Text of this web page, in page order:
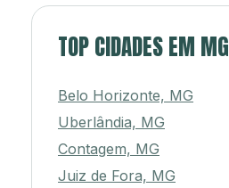
TOP CIDADES EM MG
Belo Horizonte, MG
Uberlândia, MG
Contagem, MG
Juiz de Fora, MG